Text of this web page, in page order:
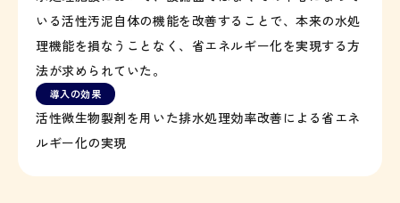
いる活性汚泥自体の機能を改善することで、本来の水処
理機能を損なうことなく、省エネルギー化を実現する方
法が求められていた。
導入の効果
活性微生物製剤を用いた排水処理効率改善による省エネ
ルギー化の実現